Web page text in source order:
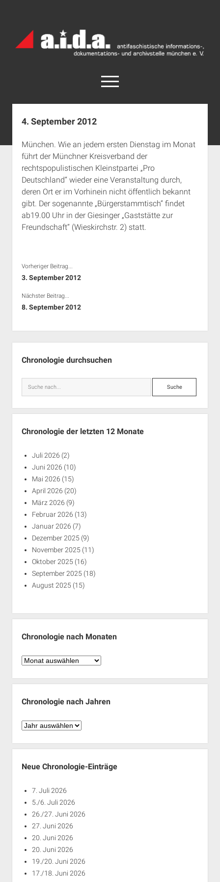
Archiv
München
open
menu
facebook
rss info@aida-archiv.de
Aktuelles
Termine
open
dropdown
menu
Antifaschistische Termine im Süden
Antifaschistische Termine in München
Rechte Termine im Süden
Rechte Termine München
Chronologie
Das Archiv
open
dropdown
menu
a.i.d.a. e. V. unterstützen
Über a.i.d.a.
Kontakt & PGP-Key
Impressum
4. September 2012
München. Wie an jedem ersten Dienstag im Monat
führt der Münchner Kreisverband der
rechtspopulistischen Kleinstpartei „Pro
Deutschland“ wieder eine Veranstaltung durch,
deren Ort er im Vorhinein nicht öffentlich bekannt
gibt. Der sogenannte „Bürgerstammtisch“ findet
ab19.00 Uhr in der Giesinger „Gaststätte zur
Freundschaft“ (Wieskirchstr. 2) statt.
Vorheriger Beitrag...
3. September 2012
Nächster Beitrag...
8. September 2012
Chronologie durchsuchen
Suche
Chronologie der letzten 12 Monate
Juli 2026 (2)
Juni 2026 (10)
Mai 2026 (15)
April 2026 (20)
März 2026 (9)
Februar 2026 (13)
Januar 2026 (7)
Dezember 2025 (9)
November 2025 (11)
Oktober 2025 (16)
September 2025 (18)
August 2025 (15)
Chronologie nach Monaten
Chronologie
Monaten
Chronologie nach Jahren
Chronologie
Jahren
Neue Chronologie-Einträge
7. Juli 2026
5./6. Juli 2026
26./27. Juni 2026
27. Juni 2026
20. Juni 2026
20. Juni 2026
19./20. Juni 2026
17./18. Juni 2026